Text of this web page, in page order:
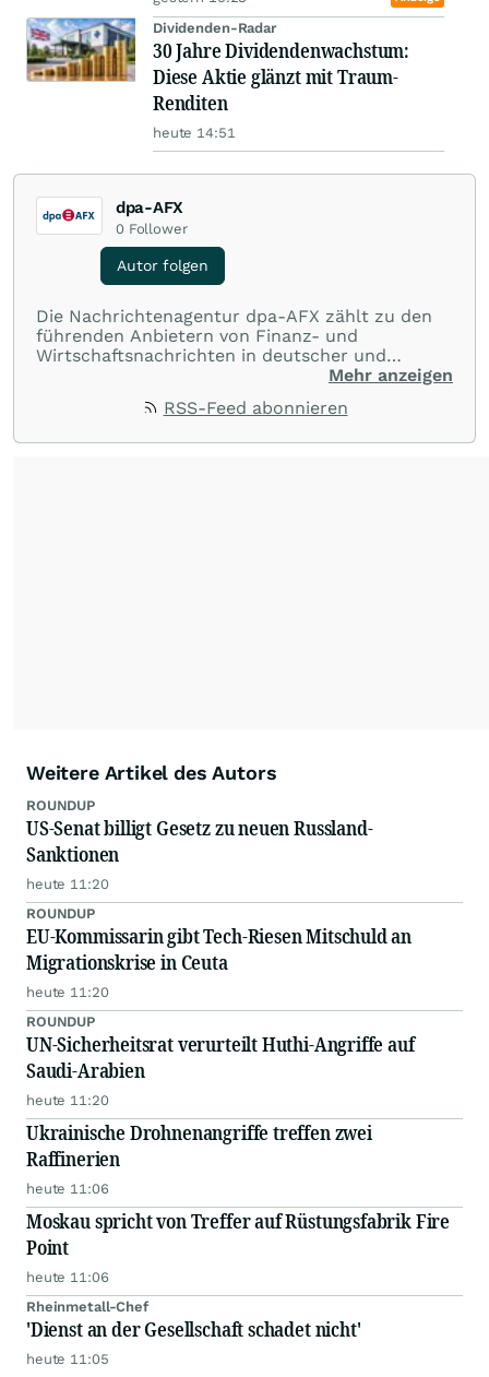
Dividenden-Radar
30 Jahre Dividendenwachstum:
Diese Aktie glänzt mit Traum-
Renditen
heute 14:51
dpa-AFX
0 Follower
Autor folgen
Die Nachrichtenagentur dpa-AFX zählt zu den
führenden Anbietern von Finanz- und
Wirtschaftsnachrichten in deutscher und
englischer Sprache. Gestützt auf ein
dpa-AFX unabhängig, zuverlässig und schnell
Mehr anzeigen
RSS-Feed abonnieren
Weitere Artikel des Autors
ROUNDUP
US-Senat billigt Gesetz zu neuen Russland-
Sanktionen
heute 11:20
ROUNDUP
EU-Kommissarin gibt Tech-Riesen Mitschuld an
Migrationskrise in Ceuta
heute 11:20
ROUNDUP
UN-Sicherheitsrat verurteilt Huthi-Angriffe auf
Saudi-Arabien
heute 11:20
Ukrainische Drohnenangriffe treffen zwei
Raffinerien
heute 11:06
Moskau spricht von Treffer auf Rüstungsfabrik Fire
Point
heute 11:06
Rheinmetall-Chef
'Dienst an der Gesellschaft schadet nicht'
heute 11:05